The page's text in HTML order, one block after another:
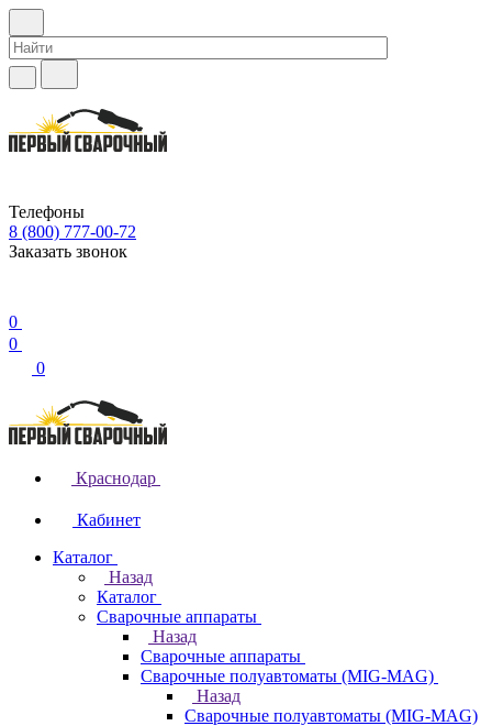
Телефоны
8 (800) 777-00-72
Заказать звонок
0
0
0
Краснодар
Кабинет
Каталог
Назад
Каталог
Сварочные аппараты
Назад
Сварочные аппараты
Сварочные полуавтоматы (MIG-MAG)
Назад
Сварочные полуавтоматы (MIG-MAG)